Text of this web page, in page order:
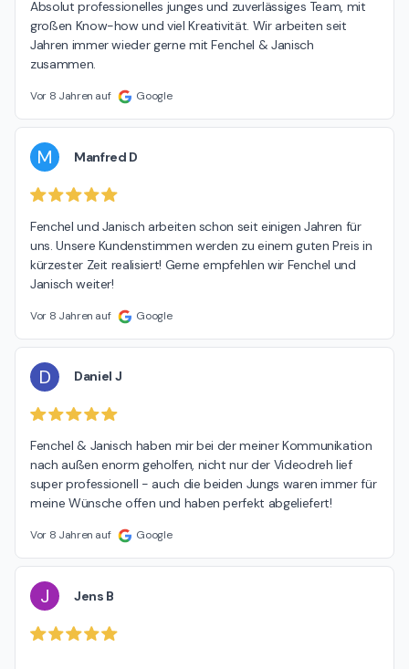
Absolut professionelles junges und zuverlässiges Team, mit
großen Know-how und viel Kreativität. Wir arbeiten seit
Jahren immer wieder gerne mit Fenchel & Janisch
zusammen.
Vor 8 Jahren auf Google
M Manfred D
Fenchel und Janisch arbeiten schon seit einigen Jahren für
uns. Unsere Kundenstimmen werden zu einem guten Preis in
kürzester Zeit realisiert! Gerne empfehlen wir Fenchel und
Janisch weiter!
Vor 8 Jahren auf Google
D Daniel J
Fenchel & Janisch haben mir bei der meiner Kommunikation
nach außen enorm geholfen, nicht nur der Videodreh lief
super professionell - auch die beiden Jungs waren immer für
meine Wünsche offen und haben perfekt abgeliefert!
Vor 8 Jahren auf Google
J Jens B